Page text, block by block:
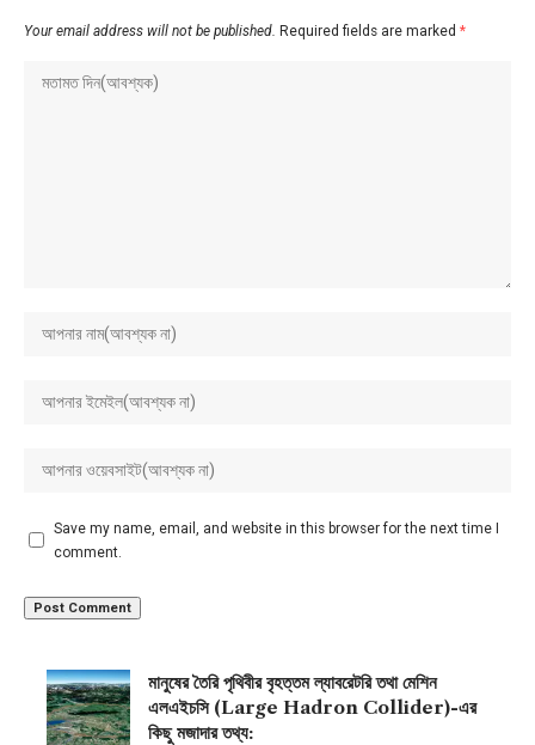
Your email address will not be published. Required fields are marked *
Save my name, email, and website in this browser for the next time I
comment.
মানুষের তৈরি পৃথিবীর বৃহত্তম ল্যাবরেটরি তথা মেশিন
এলএইচসি (Large Hadron Collider)-এর
কিছু মজাদার তথ্য: